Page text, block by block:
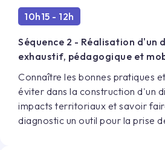
10h15 - 12h
Séquence 2 - Réalisation d'un
exhaustif, pédagogique et
Connaître les bonnes pratiques
éviter dans la construction d'un
impacts territoriaux et savoir
diagnostic un outil pour la prise